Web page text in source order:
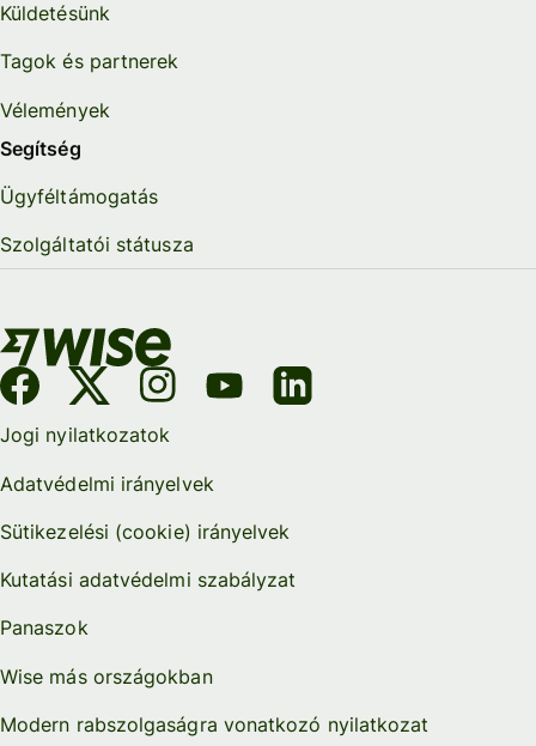
Küldetésünk
Tagok és partnerek
Vélemények
Segítség
Ügyféltámogatás
Szolgáltatói státusza
Jogi nyilatkozatok
Adatvédelmi irányelvek
Sütikezelési (cookie) irányelvek
Kutatási adatvédelmi szabályzat
Panaszok
Wise más országokban
Modern rabszolgaságra vonatkozó nyilatkozat